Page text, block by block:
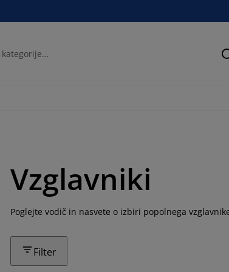
Vzglavniki
Poglejte vodič in nasvete o izbiri popolnega
Filter